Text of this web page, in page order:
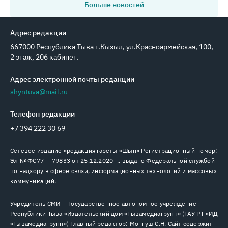
Больше новостей
Адрес редакции
667000 Республика Тыва г.Кызыл, ул.Красноармейская, 100,
2 этаж, 206 кабинет.
Адрес электронной почты редакции
shyntuva@mail.ru
Телефон редакции
+7 394 222 30 69
Сетевое издание «редакция газеты «Шын» Регистрационный номер:
Эл № ФС77 — 79833 от 25.12.2020 г., выдано Федеральной службой
по надзору в сфере связи, информационных технологий и массовых
коммуникаций.
Учредитель СМИ — Государственное автономное учреждение
Республики Тыва «Издательский дом «Тывамедиагрупп» (ГАУ РТ «ИД
«Тывамедиагрупп») Главный редактор: Монгуш С.Н. Сайт содержит